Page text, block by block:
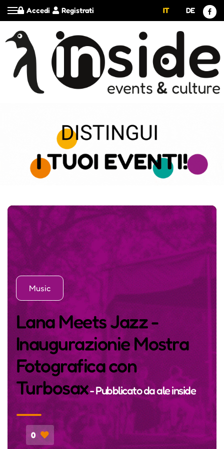
Registrati
Accedi IT DE
Music
Lana Meets Jazz -
Inaugurazionie Mostra
Fotografica con
Turbosax- Pubblicato daale inside
0